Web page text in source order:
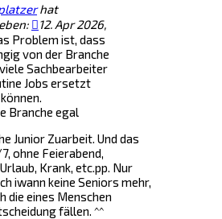
hat
12. Apr 2026,
Problem ist, dass
von der Branche
Sachbearbeiter
Jobs ersetzt
Branche egal
Junior Zuarbeit. Und das
ohne Feierabend,
Krank, etc.pp. Nur
iwann keine Seniors mehr,
die eines Menschen
fällen. ^^